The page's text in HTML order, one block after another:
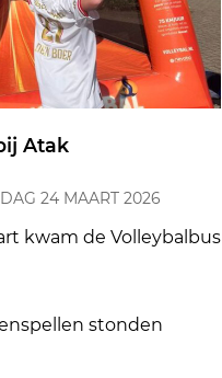
Atak
24 MAART 2026
kwam de Volleybalbus
stonden